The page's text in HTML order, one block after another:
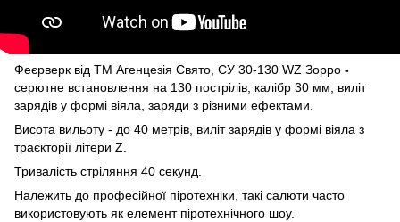
Феєрверк від ТМ Агенцезія Свято, СУ 30-130 WZ Зорро -
серютне встановлення на 130 пострілів, калібр 30 мм, виліт
зарядів у формі віяла, заряди з різними ефектами.
Висота вильоту - до 40 метрів, виліт зарядів у формі віяла з
траєкторії літери Z.
Тривалість стріляння 40 секунд.
Належить до професійної піротехніки, такі салюти часто
використовують як елемент піротехнічного шоу.